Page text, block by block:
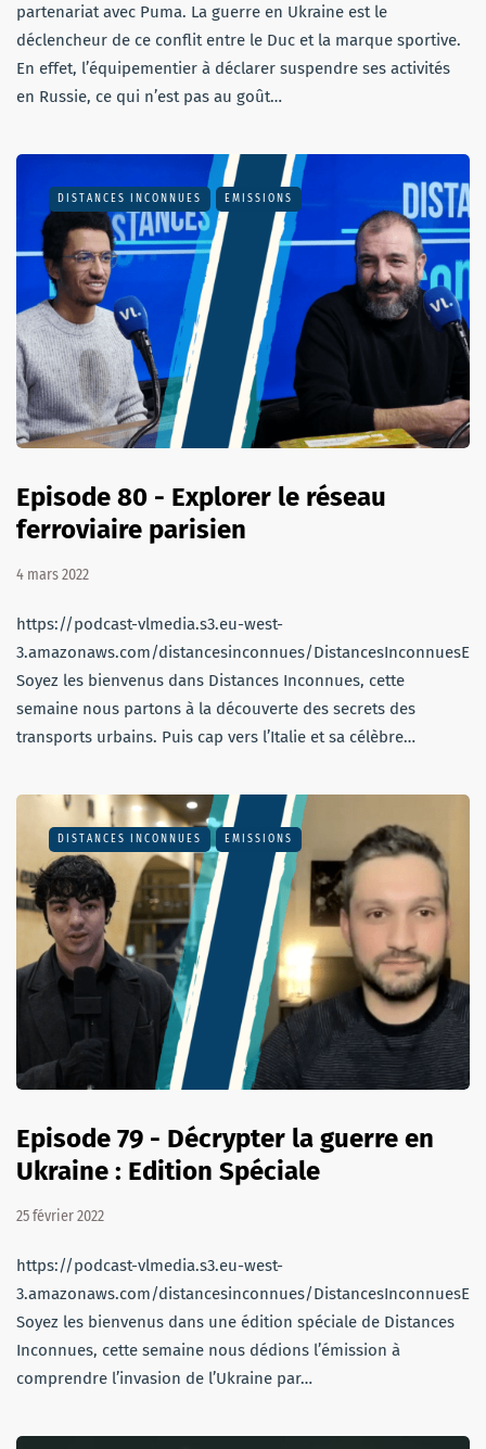
partenariat avec Puma. La guerre en Ukraine est le
déclencheur de ce conflit entre le Duc et la marque sportive.
En effet, l’équipementier à déclarer suspendre ses activités
en Russie, ce qui n’est pas au goût…
DISTANCES INCONNUES EMISSIONS
Episode 80 - Explorer le réseau
ferroviaire parisien
4 mars 2022
https://podcast-vlmedia.s3.eu-west-
3.amazonaws.com/distancesinconnues/
Soyez les bienvenus dans Distances Inconnues, cette
semaine nous partons à la découverte des secrets des
transports urbains. Puis cap vers l’Italie et sa célèbre…
DISTANCES INCONNUES EMISSIONS
Episode 79 - Décrypter la guerre en
Ukraine : Edition Spéciale
25 février 2022
https://podcast-vlmedia.s3.eu-west-
3.amazonaws.com/distancesinconnues/
Soyez les bienvenus dans une édition spéciale de Distances
Inconnues, cette semaine nous dédions l’émission à
comprendre l’invasion de l’Ukraine par…